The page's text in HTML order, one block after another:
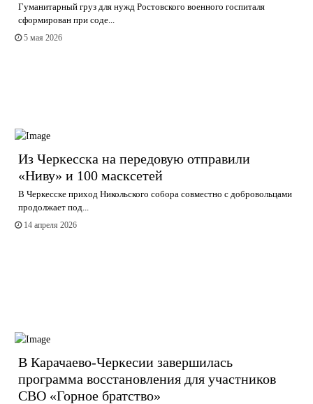
Гуманитарный груз для нужд Ростовского военного госпиталя
сформирован при соде...
5 мая 2026
Из Черкесска на передовую отправили
«Ниву» и 100 масксетей
В Черкесске приход Никольского собора совместно с добровольцами
продолжает под...
14 апреля 2026
В Карачаево-Черкесии завершилась
программа восстановления для участников
СВО «Горное братство»